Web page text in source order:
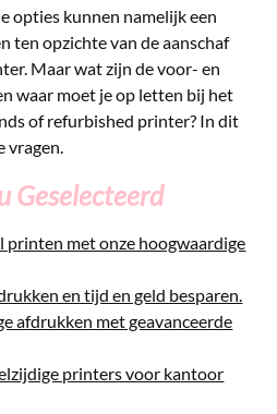
opties kunnen namelijk een
ten opzichte van de aanschaf
Maar wat zijn de voor- en
waar moet je op letten bij het
of refurbished printer? In dit
vragen.
Geselecteerd
printen met onze hoogwaardige
en tijd en geld besparen.
afdrukken met geavanceerde
printers voor kantoor